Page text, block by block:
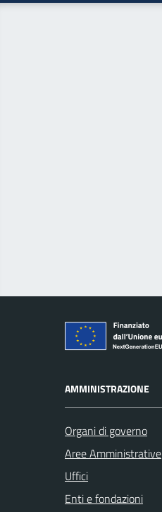
AMMINISTRAZIONE
Organi di governo
Aree Amministrative
Uffici
Enti e fondazioni